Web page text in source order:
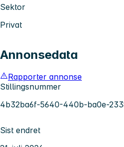
Sektor
Privat
Annonsedata
Rapporter annonse
Stillingsnummer
4b32ba6f-5640-440b-ba0e-
Sist endret